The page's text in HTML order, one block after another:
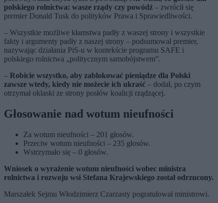
polskiego rolnictwa: wasze rządy czy powódź – zwrócił się
premier Donald Tusk do polityków Prawa i Sprawiedliwości.
– Wszystkie możliwe kłamstwa padły z waszej strony i wszystkie
fakty i argumenty padły z naszej strony – podsumował premier,
nazywając działania PiS-u w kontekście programu SAFE i
polskiego rolnictwa „politycznym samobójstwem”.
– Robicie wszystko, aby zablokować pieniądze dla Polski
zawsze wtedy, kiedy nie możecie ich ukraść – dodał, po czym
otrzymał oklaski ze strony posłów koalicji rządzącej.
Głosowanie nad wotum nieufności
Za wotum nieufności – 201 głosów.
Przeciw wotum nieufności – 235 głosów.
Wstrzymało się – 0 głosów.
Wniosek o wyrażenie wotum nieufności wobec ministra
rolnictwa i rozwoju wsi Stefana Krajewskiego został odrzucony.
Marszałek Sejmu Włodzimierz Czarzasty pogratulował ministrowi.